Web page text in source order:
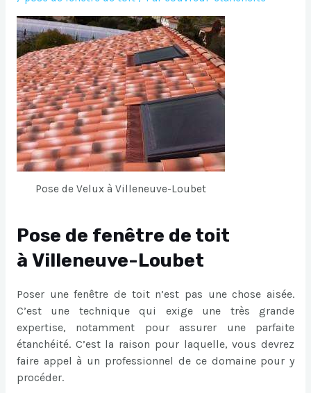
Pose de Velux à Villeneuve-Loubet
Pose de fenêtre de toit
à Villeneuve-Loubet
Poser une fenêtre de toit n’est pas une chose aisée.
C’est une technique qui exige une très grande
expertise, notamment pour assurer une parfaite
étanchéité. C’est la raison pour laquelle, vous devrez
faire appel à un professionnel de ce domaine pour y
procéder.